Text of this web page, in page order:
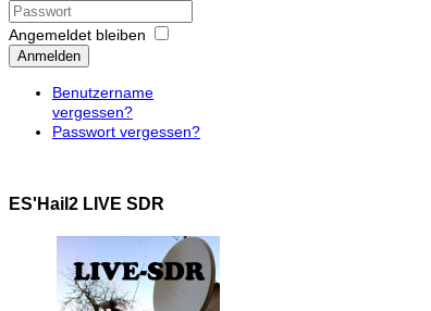
Angemeldet bleiben
Anmelden
Benutzername
vergessen?
Passwort vergessen?
ES'Hail2 LIVE SDR